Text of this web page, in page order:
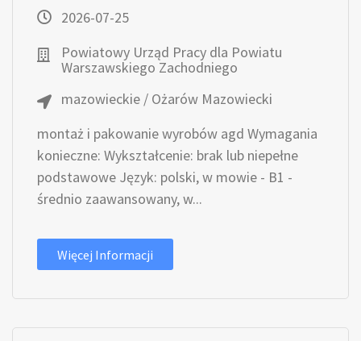
2026-07-25
Powiatowy Urząd Pracy dla Powiatu
Warszawskiego Zachodniego
mazowieckie / Ożarów Mazowiecki
montaż i pakowanie wyrobów agd Wymagania
konieczne: Wykształcenie: brak lub niepełne
podstawowe Język: polski, w mowie - B1 -
średnio zaawansowany, w...
Więcej Informacji